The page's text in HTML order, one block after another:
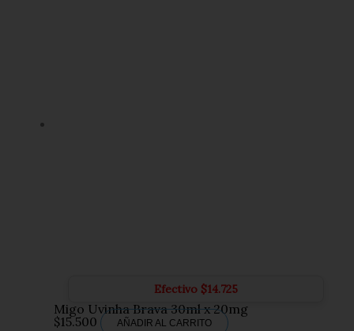
Efectivo $14.725
Migo Uvinha Brava 30ml x 20mg
$15.500 AÑADIR AL CARRITO